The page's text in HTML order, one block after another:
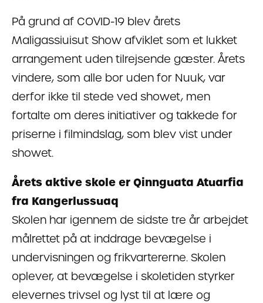
På grund af COVID-19 blev årets
Maligassiuisut Show afviklet som et lukket
arrangement uden tilrejsende gæster. Årets
vindere, som alle bor uden for Nuuk, var
derfor ikke til stede ved showet, men
fortalte om deres initiativer og takkede for
priserne i filmindslag, som blev vist under
showet.
Årets aktive skole er Qinnguata Atuarfia
fra Kangerlussuaq
Skolen har igennem de sidste tre år arbejdet
målrettet på at inddrage bevægelse i
undervisningen og frikvartererne. Skolen
oplever, at bevægelse i skoletiden styrker
elevernes trivsel og lyst til at lære og